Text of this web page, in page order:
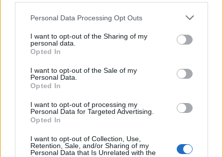
Personal Data Processing Opt Outs
I want to opt-out of the Sharing of my
personal data.
Opted In
I want to opt-out of the Sale of my
Personal Data.
Opted In
I want to opt-out of processing my
Personal Data for Targeted Advertising.
Opted In
I want to opt-out of Collection, Use,
Retention, Sale, and/or Sharing of my
Personal Data that Is Unrelated with the
Garcia, aprirebbe la strada adacquisto in
difesada parte dell'Inter. Che come riserva di
Miranda starebbe pensando a
richieste del Porto, all'epoca, resero impossibile
il riscatto. Oggi il difensore è però di proprietà del
Marsiglia, e le cose potrebbero allora cambiare,
visto che in Francia il portoghese non sta poi
dalle cessioni:Ranocchia e Guarin, ore